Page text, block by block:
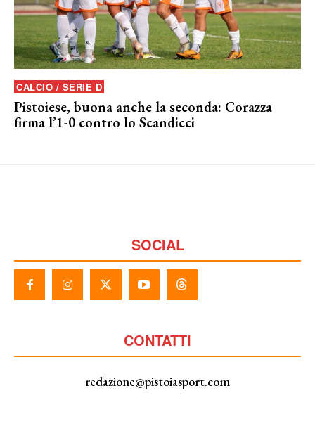
CALCIO / SERIE D
Pistoiese, buona anche la seconda: Corazza
firma l’1-0 contro lo Scandicci
SOCIAL
CONTATTI
redazione@pistoiasport.com